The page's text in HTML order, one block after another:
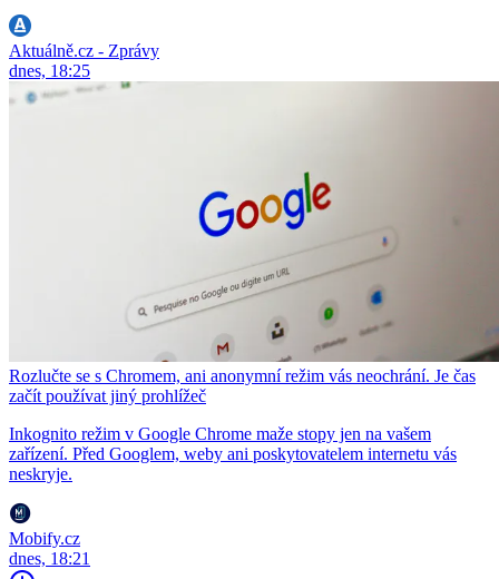
Aktuálně.cz - Zprávy
dnes, 18:25
Rozlučte se s Chromem, ani anonymní režim vás neochrání. Je čas
začít používat jiný prohlížeč
Inkognito režim v Google Chrome maže stopy jen na vašem
zařízení. Před Googlem, weby ani poskytovatelem internetu vás
neskryje.
Mobify.cz
dnes, 18:21